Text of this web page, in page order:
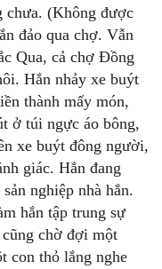
chưa. (Không được
đảo qua chợ. Vẫn
Qua, cả chợ Đồng
Hắn nhảy xe buýt
thành mấy món,
ở túi ngực áo bông,
xe buýt đông người,
giác. Hắn đang
nghiệp nhà hắn.
hắn tập trung sự
chờ đợi một
con thỏ lắng nghe